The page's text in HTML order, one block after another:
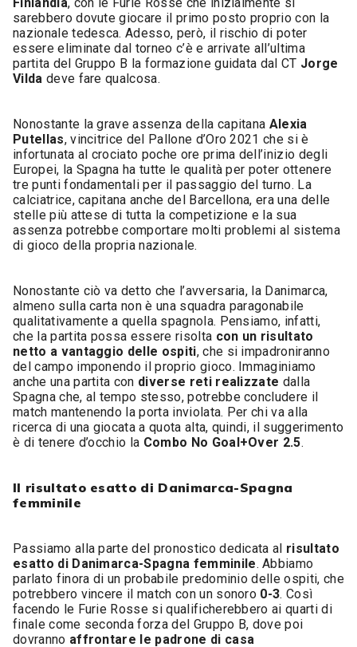
sarebbero dovute giocare il primo posto proprio con la
nazionale tedesca. Adesso, però, il rischio di poter
essere eliminate dal torneo c’è e arrivate all’ultima
partita del Gruppo B la formazione guidata dal CT Jorge
Vilda deve fare qualcosa.
Nonostante la grave assenza della capitana Alexia
Putellas, vincitrice del Pallone d’Oro 2021 che si è
infortunata al crociato poche ore prima dell’inizio degli
Europei, la Spagna ha tutte le qualità per poter ottenere
tre punti fondamentali per il passaggio del turno. La
calciatrice, capitana anche del Barcellona, era una delle
stelle più attese di tutta la competizione e la sua
assenza potrebbe comportare molti problemi al sistema
di gioco della propria nazionale.
Nonostante ciò va detto che l’avversaria, la Danimarca,
almeno sulla carta non è una squadra paragonabile
qualitativamente a quella spagnola. Pensiamo, infatti,
che la partita possa essere risolta con un risultato
netto a vantaggio delle ospiti, che si impadroniranno
del campo imponendo il proprio gioco. Immaginiamo
anche una partita con diverse reti realizzate dalla
Spagna che, al tempo stesso, potrebbe concludere il
match mantenendo la porta inviolata. Per chi va alla
ricerca di una giocata a quota alta, quindi, il suggerimento
è di tenere d’occhio la Combo No Goal+Over 2.5.
Il risultato esatto di Danimarca-Spagna
femminile
Passiamo alla parte del pronostico dedicata al risultato
esatto di Danimarca-Spagna femminile. Abbiamo
parlato finora di un probabile predominio delle ospiti, che
potrebbero vincere il match con un sonoro 0-3. Così
facendo le Furie Rosse si qualificherebbero ai quarti di
finale come seconda forza del Gruppo B, dove poi
dovranno affrontare le padrone di casa